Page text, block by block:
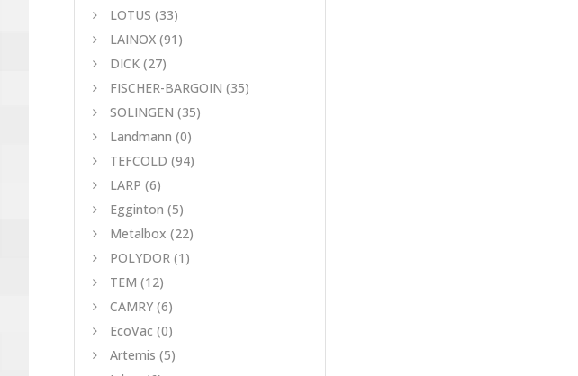
LOTUS (33)
LAINOX (91)
DICK (27)
FISCHER-BARGOIN (35)
SOLINGEN (35)
Landmann (0)
TEFCOLD (94)
LARP (6)
Egginton (5)
Metalbox (22)
POLYDOR (1)
TEM (12)
CAMRY (6)
EcoVac (0)
Artemis (5)